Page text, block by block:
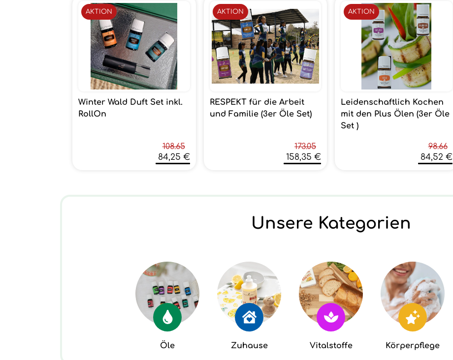
Winter Wald Duft Set inkl.
RollOn
108.65
84,25 €
AKTION
RESPEKT für die Arbeit
und Familie (3er Öle Set)
173.05
158,35 €
AKTION
Leidenschaftlich Kochen
mit den Plus Ölen (3er Öle
Set )
98.66
84,52 €
AKTION
Unsere Kategorien
Öle Zuhause Vitalstoffe Körperpflege